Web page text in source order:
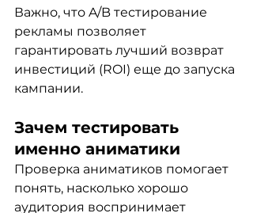
Важно, что A/B тестирование
рекламы позволяет
гарантировать лучший возврат
инвестиций (ROI) еще до запуска
кампании.
Зачем тестировать
именно аниматики
Проверка аниматиков помогает
понять, насколько хорошо
аудитория воспринимает